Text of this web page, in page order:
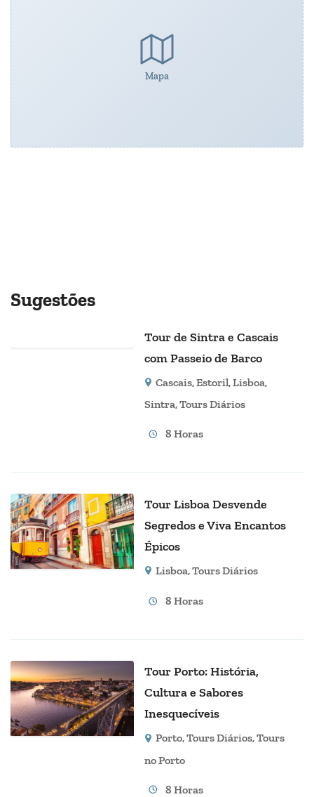
Mapa
Sugestões
Tour de Sintra e Cascais
com Passeio de Barco
Cascais,Estoril,Lisboa,
Sintra,Tours Diários
8 Horas
Tour Lisboa Desvende
Segredos e Viva Encantos
Épicos
Lisboa,Tours Diários
8 Horas
Tour Porto: História,
Cultura e Sabores
Inesquecíveis
Porto,Tours Diários,Tours
no Porto
8 Horas